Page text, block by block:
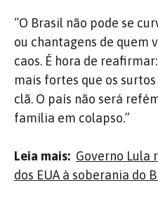
“O Brasil não pode se
ou chantagens de quem
caos. É hora de
mais fortes que os
clã. O país não será
família em colapso.”
Leia mais: Governo Lula
dos EUA à soberania do